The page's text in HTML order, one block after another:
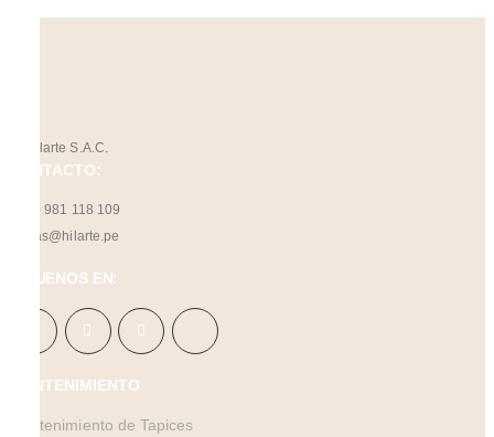
CONTACTO:
(+51) 981 118 109
ventas@hilarte.pe
SÍGUENOS EN:
MANTENIMIENTO
Mantenimiento de Tapices